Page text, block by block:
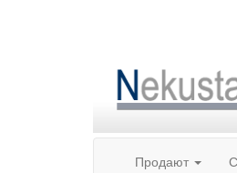
Продают